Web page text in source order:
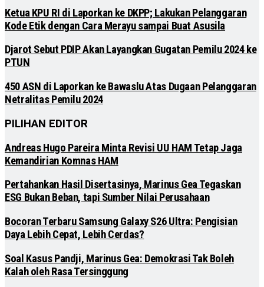
Ketua KPU RI di Laporkan ke DKPP; Lakukan Pelanggaran
Kode Etik dengan Cara Merayu sampai Buat Asusila
Djarot Sebut PDIP Akan Layangkan Gugatan Pemilu 2024 ke
PTUN
450 ASN di Laporkan ke Bawaslu Atas Dugaan Pelanggaran
Netralitas Pemilu 2024
PILIHAN EDITOR
Andreas Hugo Pareira Minta Revisi UU HAM Tetap Jaga
Kemandirian Komnas HAM
Pertahankan Hasil Disertasinya, Marinus Gea Tegaskan
ESG Bukan Beban, tapi Sumber Nilai Perusahaan
Bocoran Terbaru Samsung Galaxy S26 Ultra: Pengisian
Daya Lebih Cepat, Lebih Cerdas?
Soal Kasus Pandji, Marinus Gea: Demokrasi Tak Boleh
Kalah oleh Rasa Tersinggung